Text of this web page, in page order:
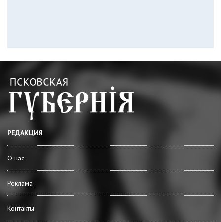
РЕДАКЦИЯ
О нас
Реклама
Контакты